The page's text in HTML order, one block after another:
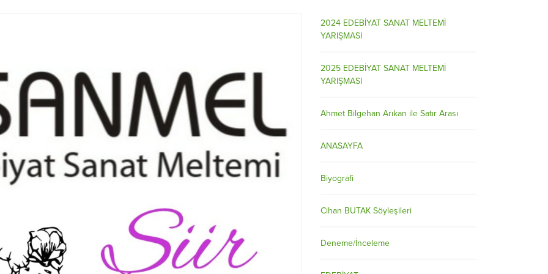
2024 EDEBİYAT SANAT MELTEMİ
YARIŞMASI
2025 EDEBİYAT SANAT MELTEMİ
YARIŞMASI
Ahmet Bilgehan Arıkan ile Satır Arası
ANASAYFA
Biyografi
Cihan BUTAK Söyleşileri
Deneme/İnceleme